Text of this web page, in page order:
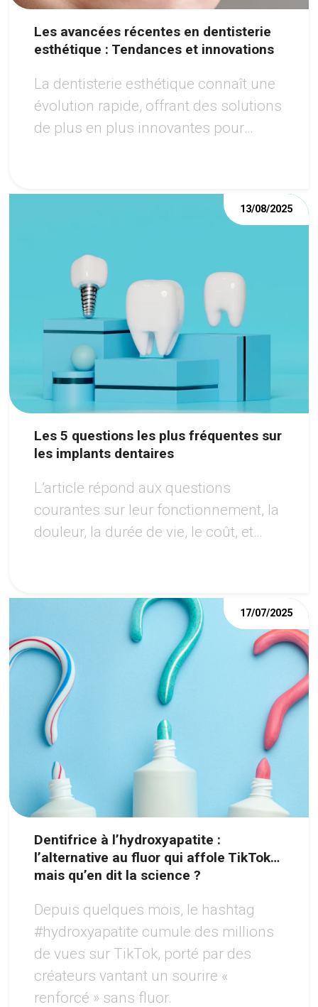
Les avancées récentes en dentisterie
esthétique : Tendances et innovations
La dentisterie esthétique connaît une
évolution rapide, offrant des solutions
de plus en plus innovantes pour
Les 5 questions les plus fréquentes sur
les implants dentaires
13/08/2025
L’article répond aux questions
courantes sur leur fonctionnement, la
douleur, la durée de vie, le coût, et
option moderne pour retrouver un
sourire harmonieux.
Dentifrice à l’hydroxyapatite :
l’alternative au fluor qui affole TikTok…
mais qu’en dit la science ?
17/07/2025
Depuis quelques mois, le hashtag
#hydroxyapatite cumule des millions
de vues sur TikTok, porté par des
créateurs vantant un sourire «
renforcé » sans fluor.